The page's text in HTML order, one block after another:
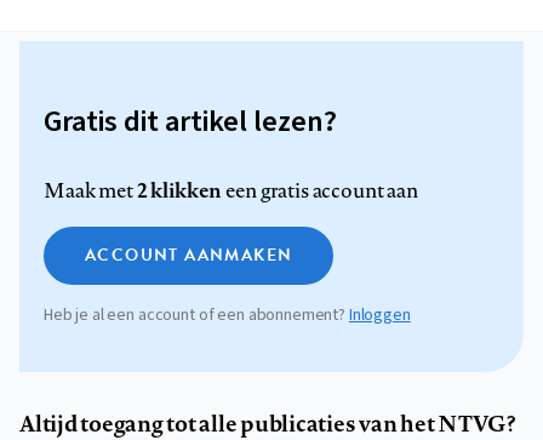
Gratis dit artikel lezen?
Maak met2 klikkeneen gratis account aan
ACCOUNT AANMAKEN
Heb je al een account of een abonnement? Inloggen
Altijd toegang tot alle publicaties van het NTVG?